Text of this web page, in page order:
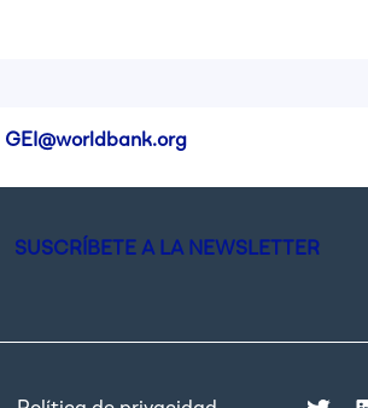
GEI@worldbank.org
SUSCRÍBETE A LA NEWSLETTER